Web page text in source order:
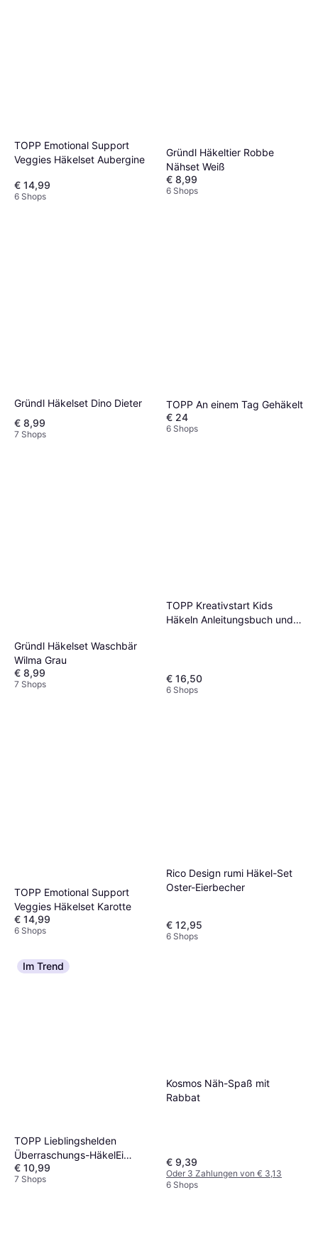
TOPP Emotional Support
Veggies Häkelset Aubergine
€ 14,99
6 Shops
Gründl Häkeltier Robbe
Nähset Weiß
€ 8,99
6 Shops
Gründl Häkelset Dino Dieter
€ 8,99
7 Shops
TOPP An einem Tag Gehäkelt
€ 24
6 Shops
Gründl Häkelset Waschbär
Wilma Grau
€ 8,99
7 Shops
TOPP Kreativstart Kids
Häkeln Anleitungsbuch und
€ 16,50
6 Shops
TOPP Emotional Support
Veggies Häkelset Karotte
€ 14,99
6 Shops
Rico Design rumi Häkel-Set
Oster-Eierbecher
€ 12,95
6 Shops
Im Trend
TOPP Lieblingshelden
Überraschungs-HäkelEi
kreativ.kompakt
€ 10,99
7 Shops
Kosmos Näh-Spaß mit
Rabbat
€ 9,39
Oder 3 Zahlungen von € 3,13
6 Shops